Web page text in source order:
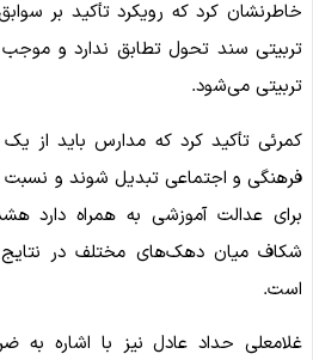
خاطرنشان کرد که رویکرد تأکید بر
تربیتی سند تحول تطابق ندارد و موجب
تربیتی می‌شود.
کمرئی تأکید کرد که مدارس باید از یک
فرهنگی و اجتماعی تبدیل شوند و نسبت
برای عدالت آموزشی به همراه دارد
شکاف میان دهک‌های مختلف در نتایج
است.
غلامعلی حداد عادل نیز با اشاره به